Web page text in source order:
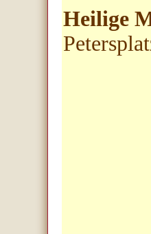
Heilige